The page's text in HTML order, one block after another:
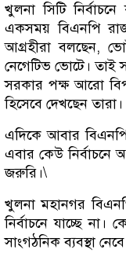
খুলনা সিটি
একসময় বিএনপি
আগ্রহীরা বলছেন,
নেগেটিভ ভোটে। তাই
সরকার পক্ষ আরো
হিসেবে দেখছেন তারা।
এদিকে আবার
এবার কেউ নির্বাচনে
জরুরি।\
খুলনা মহানগর
নির্বাচনে যাচ্ছে
সাংগঠনিক ব্যবস্থা